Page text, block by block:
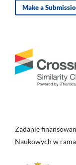
Make a
Zadanie
Naukowych w